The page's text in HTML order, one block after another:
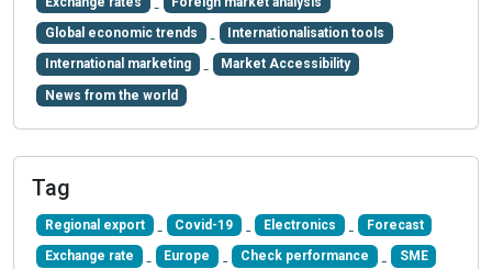
Global economic trends Internationalisation tools
International marketing Market Accessibility
News from the world
Tag
Regional export Covid-19 Electronics Forecast
Exchange rate Europe Check performance SME